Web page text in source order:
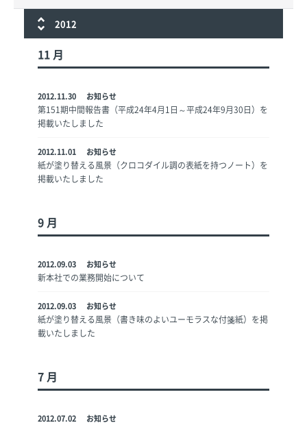
2012
11 月
2012.11.30 お知らせ
第151期中間報告書（平成24年4月1日～平成24年9月30日）を
掲載いたしました
2012.11.01 お知らせ
紙が塗り替える風景（クロコダイル調の表紙を持つノート）を
掲載いたしました
9 月
2012.09.03 お知らせ
新本社での業務開始について
2012.09.03 お知らせ
紙が塗り替える風景（書き味のよいユーモラスな付箋紙）を掲
載いたしました
7 月
2012.07.02 お知らせ